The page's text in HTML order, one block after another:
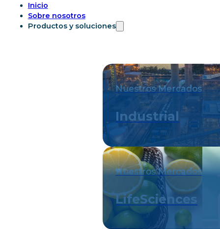
Inicio
Sobre nosotros
Productos y soluciones
Nuestros Mercados
Industrial
Nuestros Mercados
LifeSciences